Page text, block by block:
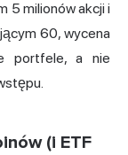
5 milionów akcji i
60, wycena
portfele, a nie
(i ETF